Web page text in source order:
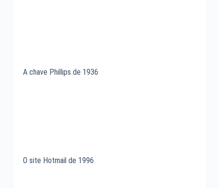
A chave Phillips de 1936
O site Hotmail de 1996